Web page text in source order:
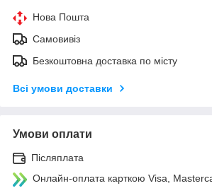
Нова Пошта
Самовивіз
Безкоштовна доставка по місту
Всі умови доставки
Умови оплати
Післяплата
Онлайн-оплата карткою Visa,